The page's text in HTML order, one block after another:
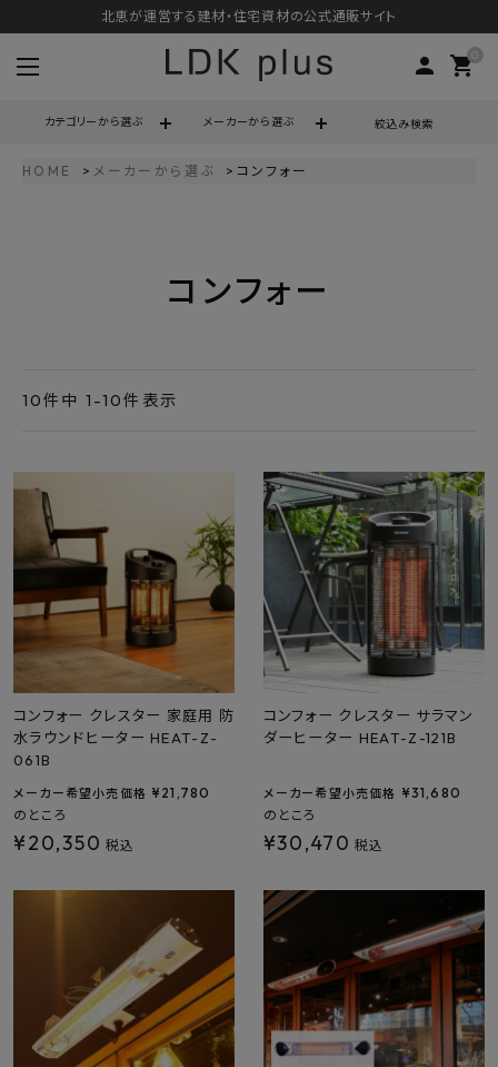
北恵が運営する建材・住宅資材の公式通販サイト
person 0
shopping_cart
カテゴリーから選ぶ メーカーから選ぶ 絞込み検索
ようこそ ゲスト 様
最近チェックした商品
FAX注文はこちらから
カテゴリーから選ぶ
メーカーから選ぶ
ご利用ガイド
よくあるご質問
特定商取引法について
プライバシーポリシー
HOME メーカーから選ぶ コンフォー
コンフォー
10件中 1 -10件表示
コンフォー クレスター 家庭用 防
水ラウンドヒーター HEAT-Z-
061B
メーカー希望小売価格 ¥ 21,780
のところ
¥20,350 税込
コンフォー クレスター サラマン
ダーヒーター HEAT-Z-121B
メーカー希望小売価格 ¥ 31,680
のところ
¥30,470 税込